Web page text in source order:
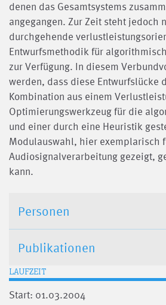
denen das Gesamtsystems
angegangen. Zur Zeit steht jedoch
durchgehende
Entwurfsmethodik für
zur Verfügung. In diesem
werden, dass diese Entwurfslücke
Kombination aus einem
Optimierungswerkzeug für die
und einer durch eine Heuristik
Modulauswahl, hier exemplarisch
Audiosignalverarbeitung gezeigt,
kann.
Personen
Publikationen
LAUFZEIT
Start: 01.03.2004